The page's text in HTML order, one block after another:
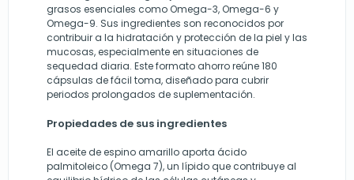
grasos esenciales como Omega-3, Omega-6 y
Omega-9. Sus ingredientes son reconocidos por
contribuir a la hidratación y protección de la piel y las
mucosas, especialmente en situaciones de
sequedad diaria. Este formato ahorro reúne 180
cápsulas de fácil toma, diseñado para cubrir
periodos prolongados de suplementación.
Propiedades de sus ingredientes
El aceite de espino amarillo aporta ácido
palmitoleico (Omega 7), un lípido que contribuye al